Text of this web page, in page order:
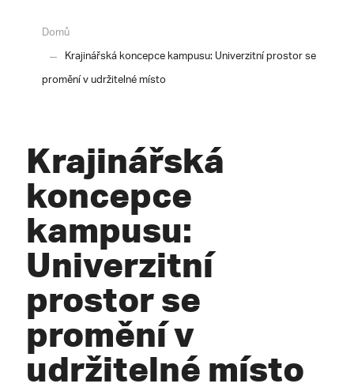
Domů
Krajinářská koncepce kampusu: Univerzitní prostor se
promění v udržitelné místo
Krajinářská
koncepce
kampusu:
Univerzitní
prostor se
promění v
udržitelné místo